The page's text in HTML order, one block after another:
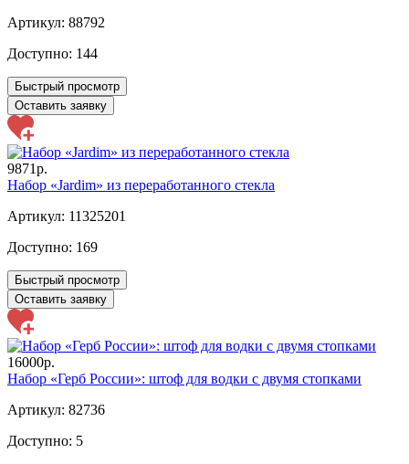
Артикул: 88792
Доступно: 144
Быстрый просмотр
Оставить заявку
9871р.
Набор «Jardim» из переработанного стекла
Артикул: 11325201
Доступно: 169
Быстрый просмотр
Оставить заявку
16000р.
Набор «Герб России»: штоф для водки с двумя стопками
Артикул: 82736
Доступно: 5